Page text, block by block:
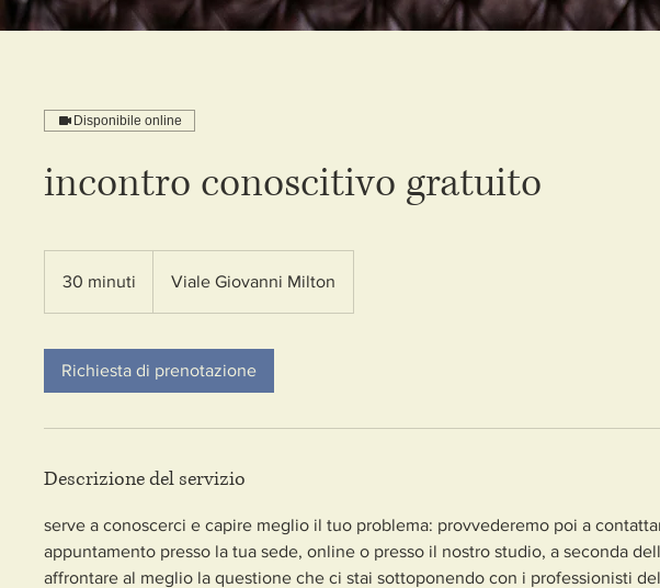
Disponibile online
incontro conoscitivo gratuito
30 minuti Viale Giovanni Milton
Richiesta di prenotazione
Descrizione del servizio
serve a conoscerci e capire meglio il tuo problema: provvederemo poi a
appuntamento presso la tua sede, online o presso il nostro studio, a seconda
affrontare al meglio la questione che ci stai sottoponendo con i professionisti